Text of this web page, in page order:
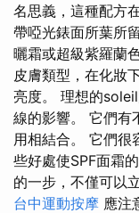
名思義，這種配方
帶啞光錶面所葉所
曬霜或超級紫羅蘭
皮膚類型，在化妝
亮度。 理想的
線的影響。 它們有
用相結合。 它們很
些好處使SPF面霜
的一步，不僅可以
台中運動按摩 應注